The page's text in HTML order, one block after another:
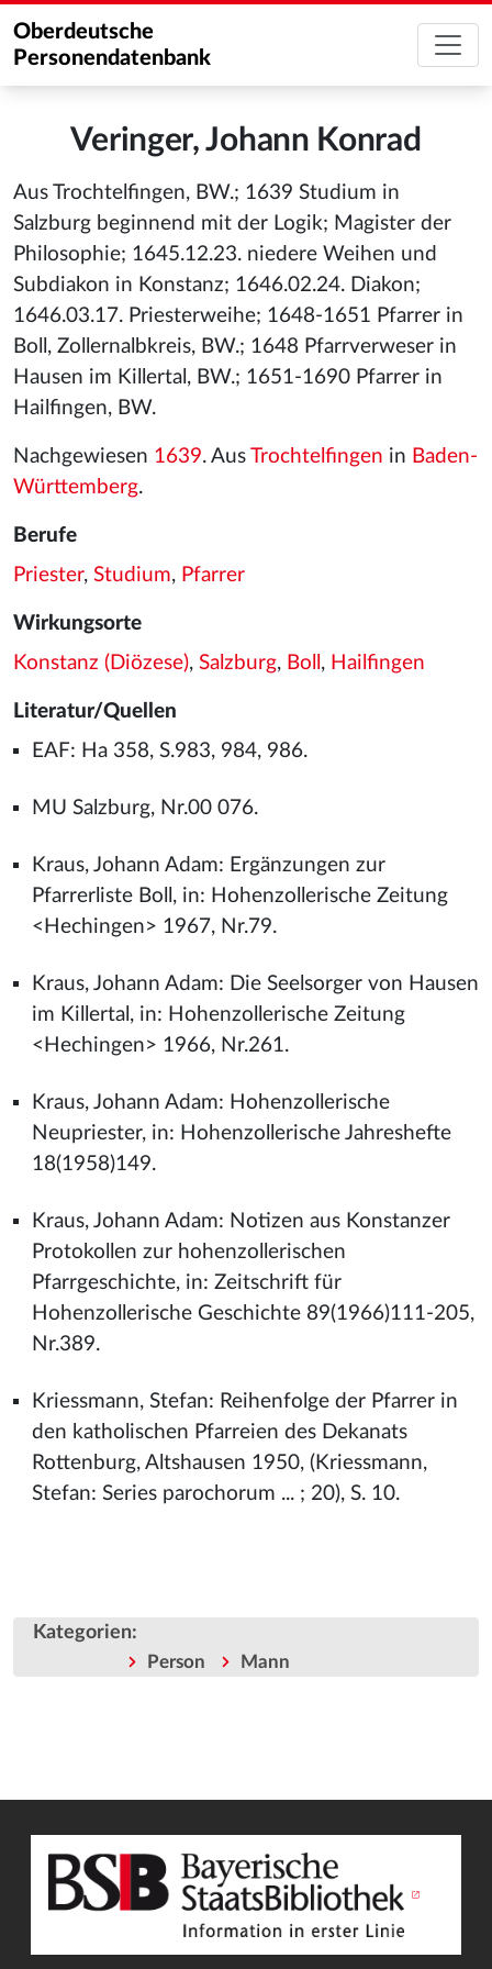
Oberdeutsche
Personendatenbank
Veringer, Johann Konrad
Aus Trochtelfingen, BW.; 1639 Studium in
Salzburg beginnend mit der Logik; Magister der
Philosophie; 1645.12.23. niedere Weihen und
Subdiakon in Konstanz; 1646.02.24. Diakon;
1646.03.17. Priesterweihe; 1648-1651 Pfarrer in
Boll, Zollernalbkreis, BW.; 1648 Pfarrverweser in
Hausen im Killertal, BW.; 1651-1690 Pfarrer in
Hailfingen, BW.
Nachgewiesen 1639. Aus Trochtelfingen in Baden-
Württemberg.
Berufe
Priester, Studium, Pfarrer
Wirkungsorte
Konstanz (Diözese), Salzburg, Boll , Hailfingen
Literatur/Quellen
EAF: Ha 358, S.983, 984, 986.
MU Salzburg, Nr.00 076.
Kraus, Johann Adam: Ergänzungen zur
Pfarrerliste Boll, in: Hohenzollerische Zeitung
<Hechingen> 1967, Nr.79.
Kraus, Johann Adam: Die Seelsorger von Hausen
im Killertal, in: Hohenzollerische Zeitung
<Hechingen> 1966, Nr.261.
Kraus, Johann Adam: Hohenzollerische
Neupriester, in: Hohenzollerische Jahreshefte
18(1958)149.
Kraus, Johann Adam: Notizen aus Konstanzer
Protokollen zur hohenzollerischen
Pfarrgeschichte, in: Zeitschrift für
Hohenzollerische Geschichte 89(1966)111-205,
Nr.389.
Kriessmann, Stefan: Reihenfolge der Pfarrer in
den katholischen Pfarreien des Dekanats
Rottenburg, Altshausen 1950, (Kriessmann,
Stefan: Series parochorum ... ; 20), S. 10.
Kategorien:
Person Mann